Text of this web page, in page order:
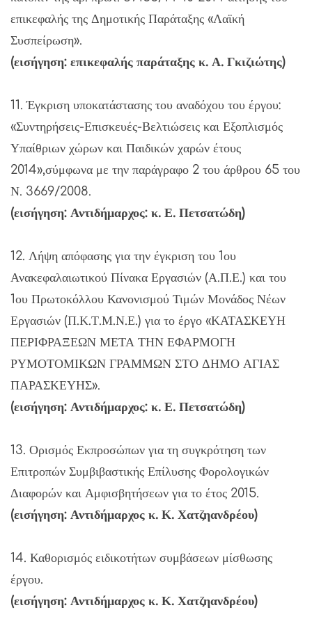
επικεφαλής της Δημοτικής Παράταξης «Λαϊκή
Συσπείρωση».
(εισήγηση: επικεφαλής παράταξης κ. Α. Γκιζιώτης)
11. Έγκριση υποκατάστασης του αναδόχου του έργου:
«Συντηρήσεις-Επισκευές-Βελτιώσεις και Εξοπλισμός
Υπαίθριων χώρων και Παιδικών χαρών έτους
2014»,σύμφωνα με την παράγραφο 2 του άρθρου 65 του
Ν. 3669/2008.
(εισήγηση: Αντιδήμαρχος: κ. Ε. Πετσατώδη)
12. Λήψη απόφασης για την έγκριση του 1ου
Ανακεφαλαιωτικού Πίνακα Εργασιών (Α.Π.Ε.) και του
1ου Πρωτοκόλλου Κανονισμού Τιμών Μονάδος Νέων
Εργασιών (Π.Κ.Τ.Μ.Ν.Ε.) για το έργο «ΚΑΤΑΣΚΕΥΗ
ΠΕΡΙΦΡΑΞΕΩΝ ΜΕΤΑ ΤΗΝ ΕΦΑΡΜΟΓΗ
ΡΥΜΟΤΟΜΙΚΩΝ ΓΡΑΜΜΩΝ ΣΤΟ ΔΗΜΟ ΑΓΙΑΣ
ΠΑΡΑΣΚΕΥΗΣ».
(εισήγηση: Αντιδήμαρχος: κ. Ε. Πετσατώδη)
13. Ορισμός Εκπροσώπων για τη συγκρότηση των
Επιτροπών Συμβιβαστικής Επίλυσης Φορολογικών
Διαφορών και Αμφισβητήσεων για το έτος 2015.
(εισήγηση: Αντιδήμαρχος κ. Κ. Χατζηανδρέου)
14. Καθορισμός ειδικοτήτων συμβάσεων μίσθωσης
έργου.
(εισήγηση: Αντιδήμαρχος κ. Κ. Χατζηανδρέου)